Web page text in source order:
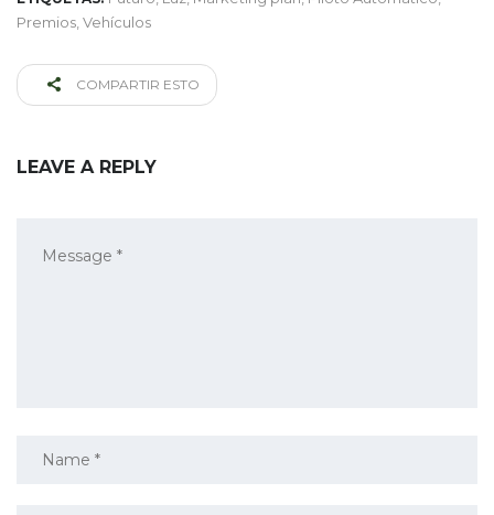
Premios,Vehículos
COMPARTIR ESTO
LEAVE A REPLY